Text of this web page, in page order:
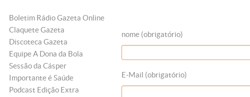
Boletim Rádio Gazeta Online
Claquete Gazeta
Discoteca Gazeta
Equipe A Dona da Bola
Sessão da Cásper
Importante é Saúde
Podcast Edição Extra
nome (obrigatório)
E-Mail (obrigatório)